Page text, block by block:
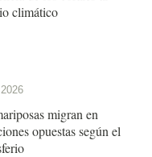
climático
migran en
opuestas según el